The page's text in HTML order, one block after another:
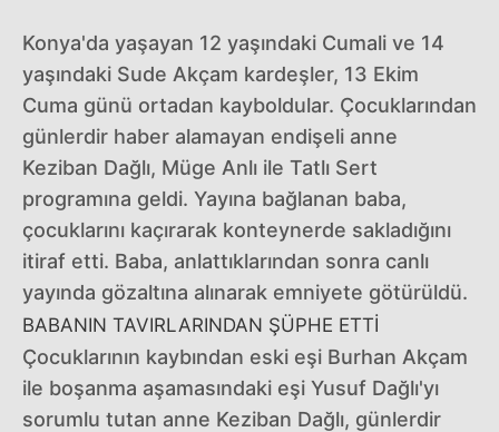
Konya'da yaşayan 12 yaşındaki Cumali ve 14
yaşındaki Sude Akçam kardeşler, 13 Ekim
Cuma günü ortadan kayboldular. Çocuklarından
günlerdir haber alamayan endişeli anne
Keziban Dağlı, Müge Anlı ile Tatlı Sert
programına geldi. Yayına bağlanan baba,
çocuklarını kaçırarak konteynerde sakladığını
itiraf etti. Baba, anlattıklarından sonra canlı
yayında gözaltına alınarak emniyete götürüldü.
BABANIN TAVIRLARINDAN ŞÜPHE ETTİ
Çocuklarının kaybından eski eşi Burhan Akçam
ile boşanma aşamasındaki eşi Yusuf Dağlı'yı
sorumlu tutan anne Keziban Dağlı, günlerdir